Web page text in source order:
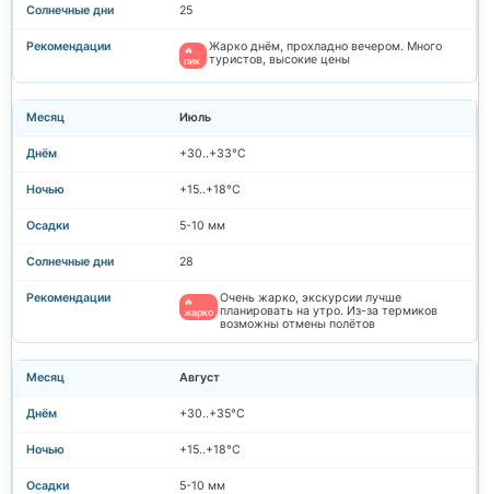
25
🔥
пик
Жарко днём, прохладно вечером. Много
туристов, высокие цены
Июль
+30..+33°C
+15..+18°C
5-10 мм
28
🔥
жарко
Очень жарко, экскурсии лучше
планировать на утро. Из-за термиков
возможны отмены полётов
Август
+30..+35°C
+15..+18°C
5-10 мм